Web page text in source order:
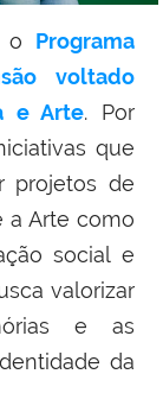
o Programa
voltado
e Arte. Por
que
projetos de
a Arte como
social e
valorizar
e as
da